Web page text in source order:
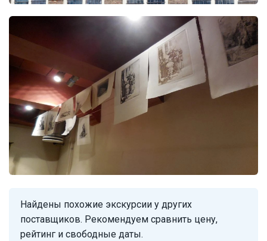
Найдены похожие экскурсии у других
поставщиков. Рекомендуем сравнить цену,
рейтинг и свободные даты.